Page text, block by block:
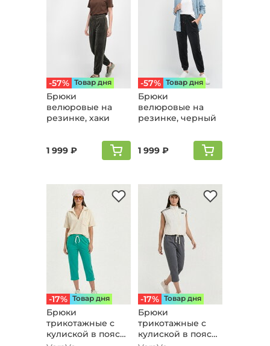
-57% Товар дня
Брюки
велюpовые на
резинке, хаки
1 999 ₽
-57% Товар дня
Брюки
велюpовые на
резинке, черный
1 999 ₽
-17% Товар дня
Брюки
трикотажные с
кулиской в поясе,
-17% Товар дня
Брюки
трикотажные с
кулиской в поясе,